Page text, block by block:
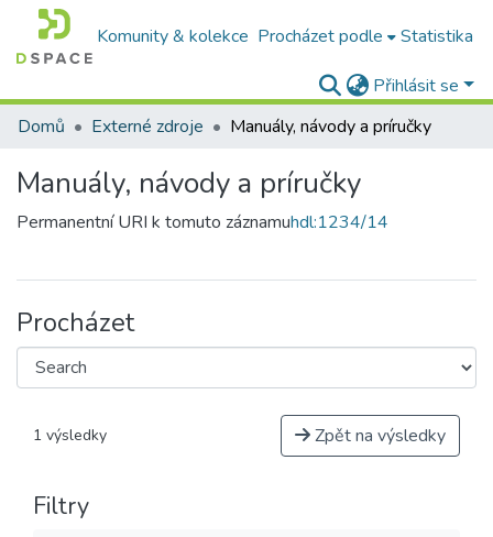
Komunity & kolekce Procházet podle Statistika
Přihlásit se
Domů
Externé zdroje Manuály, návody a príručky
Manuály, návody a príručky
Permanentní URI k tomuto záznamuhdl:1234/14
Procházet
1 výsledky Zpět na výsledky
Filtry